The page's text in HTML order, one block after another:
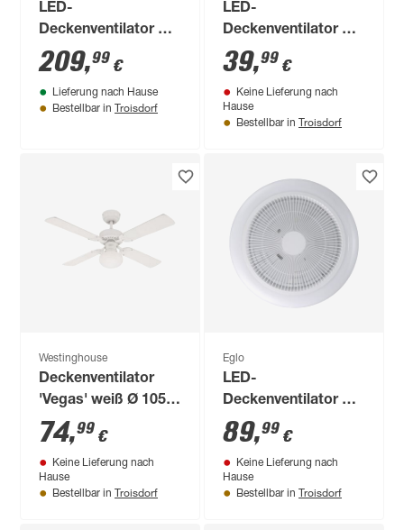
LED-
Deckenventilator mit
Beleuchtung 'Igeldo'
15 W 1800 lm RGB -
tunable white Ø 50 x
209,99 €
Lieferung nach Hause
Bestellbar in Troisdorf
LED-
Deckenventilator mit
Beleuchtung 'Ravan'
dimmbar 1300 lm
RGB - tunable white
Ø 44 x 16,5 cm
39,99 €
Keine Lieferung nach
Hause
Bestellbar in Troisdorf
Westinghouse
Deckenventilator
'Vegas' weiß Ø 105
cm
74,99 €
Keine Lieferung nach
Hause
Bestellbar in Troisdorf
Eglo
LED-
Deckenventilator mit
Beleuchtung
'Sayulita 1' dimmbar
20,8 W 3280 lm
warmweiß,
89,99 €
Keine Lieferung nach
Hause
Bestellbar in Troisdorf